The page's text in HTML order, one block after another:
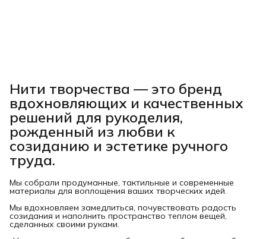
Нити творчества — это бренд
вдохновляющих и качественных
решений для рукоделия,
рожденный из любви к
созиданию и эстетике ручного
труда.
Мы собрали продуманные, тактильные и современные
материалы для воплощения ваших творческих идей.
Мы вдохновляем замедлиться, почувствовать радость
созидания и наполнить пространство теплом вещей,
сделанных своими руками.